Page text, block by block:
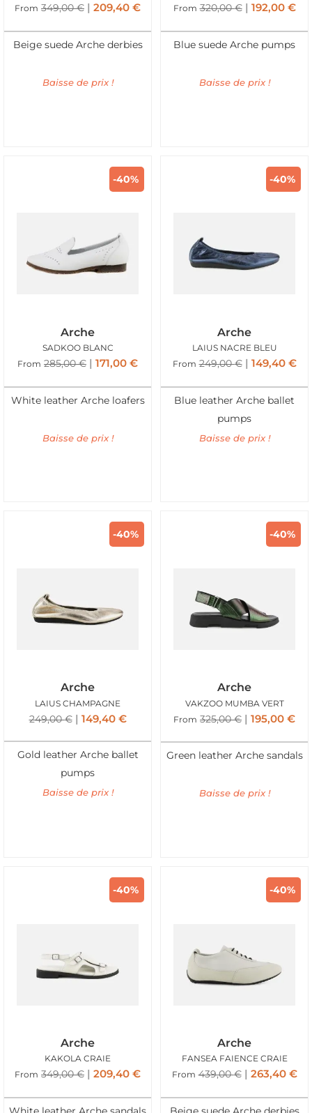
From 349,00€ 209,40 €
Beige suede Arche derbies
Baisse de prix !
From 320,00€ 192,00 €
Blue suede Arche pumps
Baisse de prix !
-40%
Arche
SADKOO BLANC
From 285,00€ 171,00 €
White leather Arche loafers
Baisse de prix !
-40%
Arche
LAIUS NACRE BLEU
From 249,00€ 149,40 €
Blue leather Arche ballet
pumps
Baisse de prix !
-40%
Arche
LAIUS CHAMPAGNE
249,00€ 149,40 €
Gold leather Arche ballet
pumps
Baisse de prix !
-40%
Arche
VAKZOO MUMBA VERT
From 325,00€ 195,00 €
Green leather Arche sandals
Baisse de prix !
-40%
Arche
KAKOLA CRAIE
From 349,00€ 209,40 €
-40%
Arche
FANSEA FAIENCE CRAIE
From 439,00€ 263,40 €